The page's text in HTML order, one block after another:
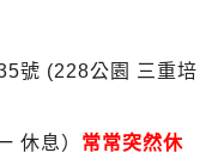
號 (228公園 三重培
休息） 常常突然休